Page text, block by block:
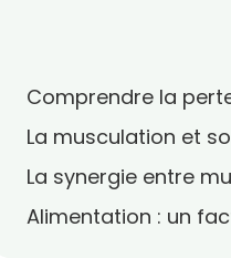
Comprendre la
La musculation et
La synergie entre
Alimentation : un